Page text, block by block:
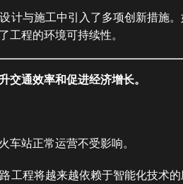
计与施工中引入了多项创新措施
工程的环境可持续性。
交通效率和促进经济增长。
车站正常运营不受影响。
工程将越来越依赖于智能化技术